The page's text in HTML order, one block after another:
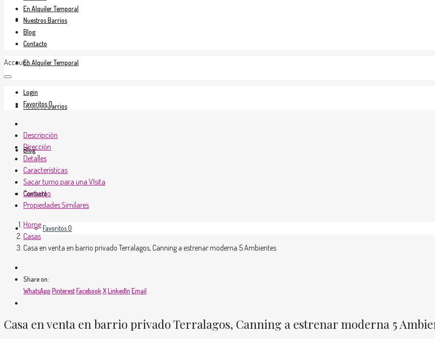
En Venta
En Alquiler Temporal
Nuestros Barrios
Blog
Contacto
Favoritos0
En Alquiler Temporal
Nuestros Barrios
Blog
Contacto
Account
Login
Favoritos0
Descripción
Dirección
Detalles
Características
Sacar turno para una VIsita
Contacto
Propiedades Similares
Home
Casas
Casa en venta en barrio privado Terralagos, Canning a estrenar moderna 5 Ambientes
Share on:
WhatsApp PinterestFacebook XLinkedIn Email
Casa en venta en barrio privado Terralagos, Canning a estrenar moderna 5